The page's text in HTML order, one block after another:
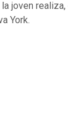
joven
York.